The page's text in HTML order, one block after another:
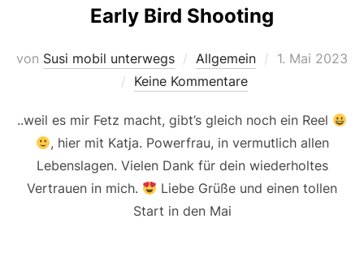
Early Bird Shooting
von Susi mobil unterwegs Allgemein
Veröffentlicht
1. Mai 2023
Keine Kommentare
..weil es mir Fetz macht, gibt’s gleich noch ein Reel
, hier mit Katja. Powerfrau, in vermutlich allen
Lebenslagen. Vielen Dank für dein wiederholtes
Vertrauen in mich.
Liebe Grüße und einen tollen
Start in den Mai